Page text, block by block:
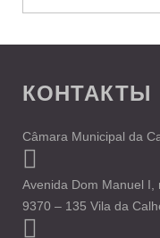
КОНТАКТЫ
Câmara Municipal da
Avenida Dom Manuel I,
9370 – 135 Vila da